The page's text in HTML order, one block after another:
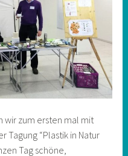
wir zum ersten mal mit
Tagung “Plastik in Natur
Tag schöne,